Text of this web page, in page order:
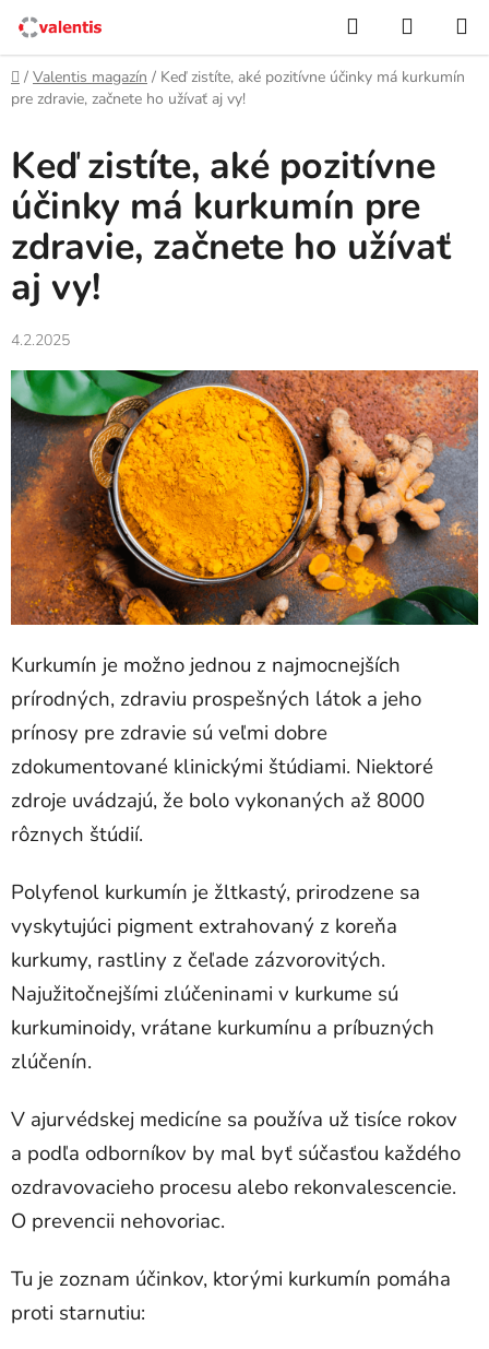
Prejsť
obsah
Hľadať
KOŠÍK
Domov
/ Valentis magazín / Keď zistíte, aké pozitívne účinky má kurkumín
pre zdravie, začnete ho užívať aj vy!
Keď zistíte, aké pozitívne
účinky má kurkumín pre
zdravie, začnete ho užívať
aj vy!
4.2.2025
Kurkumín je možno jednou z najmocnejších
prírodných, zdraviu prospešných látok a jeho
prínosy pre zdravie sú veľmi dobre
zdokumentované klinickými štúdiami. Niektoré
zdroje uvádzajú, že bolo vykonaných až 8000
rôznych štúdií.
Polyfenol kurkumín je žltkastý, prirodzene sa
vyskytujúci pigment extrahovaný z koreňa
kurkumy, rastliny z čeľade zázvorovitých.
Najužitočnejšími zlúčeninami v kurkume sú
kurkuminoidy, vrátane kurkumínu a príbuzných
zlúčenín.
V ajurvédskej medicíne sa používa už tisíce rokov
a podľa odborníkov by mal byť súčasťou každého
ozdravovacieho procesu alebo rekonvalescencie.
O prevencii nehovoriac.
Tu je zoznam účinkov, ktorými kurkumín pomáha
proti starnutiu: